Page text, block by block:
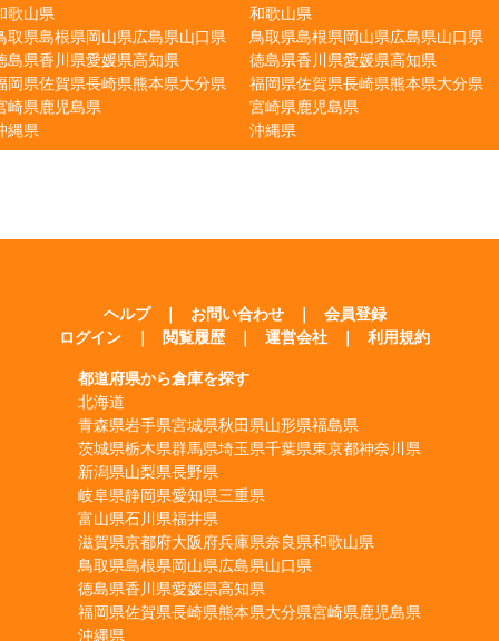
歌山県
取県島根県岡山県広島県山口県
島県香川県愛媛県高知県
岡県佐賀県長崎県熊本県大分県
崎県鹿児島県
縄県
和歌山県
鳥取県島根県岡山県広島県山口県
徳島県香川県愛媛県高知県
福岡県佐賀県長崎県熊本県大分県
宮崎県鹿児島県
沖縄県
ヘルプ ｜ お問い合わせ ｜
会員登録
ログイン
｜ 閲覧履歴 ｜ 運営会社 ｜ 利用規約
都道府県から倉庫を探す
北海道
青森県岩手県宮城県秋田県山形県福島県
茨城県栃木県群馬県埼玉県千葉県東京都神奈川県
新潟県山梨県長野県
岐阜県静岡県愛知県三重県
富山県石川県福井県
滋賀県京都府大阪府兵庫県奈良県和歌山県
鳥取県島根県岡山県広島県山口県
徳島県香川県愛媛県高知県
福岡県佐賀県長崎県熊本県大分県宮崎県鹿児島県
沖縄県